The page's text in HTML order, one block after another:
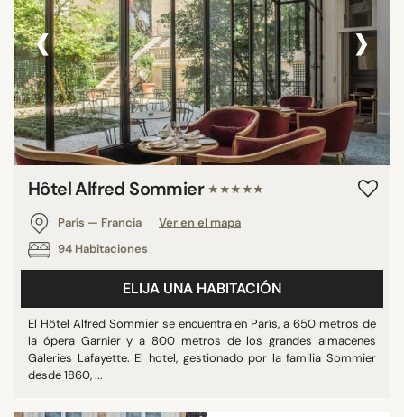
‹ ›
Hôtel Alfred Sommier ★★★★★
París — Francia
Ver en el mapa
94 Habitaciones
ELIJA UNA HABITACIÓN
El Hôtel Alfred Sommier se encuentra en París, a 650 metros de
la ópera Garnier y a 800 metros de los grandes almacenes
Galeries Lafayette. El hotel, gestionado por la familia Sommier
desde 1860, ...